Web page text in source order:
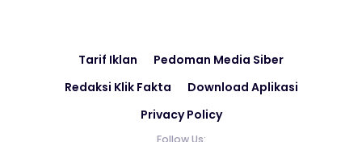
Tarif Iklan
Pedoman Media Siber
Redaksi Klik Fakta
Download Aplikasi
Privacy Policy
Follow Us: